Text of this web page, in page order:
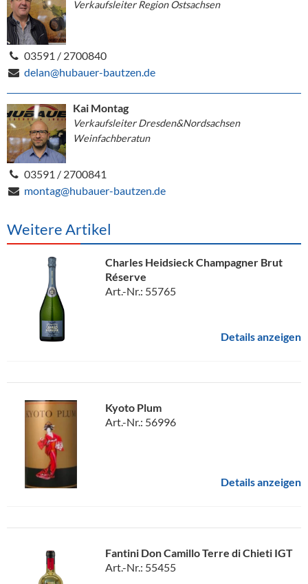
Verkaufsleiter Region Ostsachsen
03591 / 2700840
delan@hubauer-bautzen.de
Kai Montag
Verkaufsleiter Dresden&Nordsachsen
Weinfachberatun
03591 / 2700841
montag@hubauer-bautzen.de
Weitere Artikel
Charles Heidsieck Champagner Brut
Réserve
Art.-Nr.: 55765
Details anzeigen
Kyoto Plum
Art.-Nr.: 56996
Details anzeigen
Fantini Don Camillo Terre di Chieti IGT
Art.-Nr.: 55455